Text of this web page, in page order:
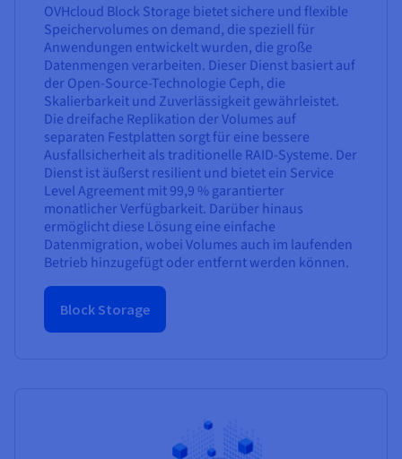
OVHcloud Block Storage bietet sichere und flexible
Speichervolumes on demand, die speziell für
Anwendungen entwickelt wurden, die große
Datenmengen verarbeiten. Dieser Dienst basiert auf
der Open-Source-Technologie Ceph, die
Skalierbarkeit und Zuverlässigkeit gewährleistet.
Die dreifache Replikation der Volumes auf
separaten Festplatten sorgt für eine bessere
Ausfallsicherheit als traditionelle RAID-Systeme. Der
Dienst ist äußerst resilient und bietet ein Service
Level Agreement mit 99,9 % garantierter
monatlicher Verfügbarkeit. Darüber hinaus
ermöglicht diese Lösung eine einfache
Datenmigration, wobei Volumes auch im laufenden
Betrieb hinzugefügt oder entfernt werden können.
Block Storage